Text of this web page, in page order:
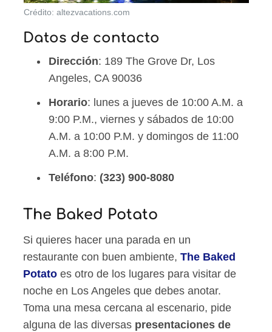
Crédito: altezvacations.com
Datos de contacto
Dirección: 189 The Grove Dr, Los
Angeles, CA 90036
Horario: lunes a jueves de 10:00 A.M. a
9:00 P.M., viernes y sábados de 10:00
A.M. a 10:00 P.M. y domingos de 11:00
A.M. a 8:00 P.M.
Teléfono: (323) 900-8080
The Baked Potato
Si quieres hacer una parada en un
restaurante con buen ambiente,The Baked
Potato es otro de los lugares para visitar de
noche en Los Angeles que debes anotar.
Toma una mesa cercana al escenario, pide
alguna de las diversas presentaciones de